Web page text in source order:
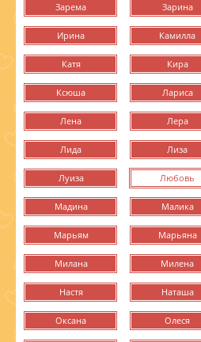
Зарема Зарина
Ирина Камилла
Катя Кира
Ксюша Лариса
Лена Лера
Лида Лиза
Луиза Любовь
Мадина Малика
Марьям Марьяна
Милана Милена
Настя Наташа
Оксана Олеся